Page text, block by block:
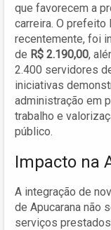
que favorecem a
carreira. O prefeito
recentemente, foi
de R$ 2.190,00,
2.400 servidores
iniciativas
administração em
trabalho e
público.
Impacto na
A integração de
de Apucarana não
serviços